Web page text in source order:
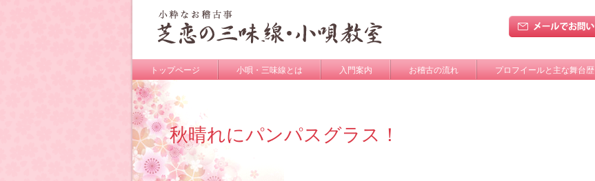
トップページ 小唄・三味線とは 入門案内 お稽古の流れ プロフイールと主な舞台歴
秋晴れにパンパスグラス！